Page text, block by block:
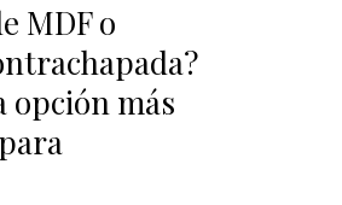
MDF o
opción más